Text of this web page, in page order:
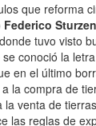
que reforma
Federico
tuvo visto
conoció la
en el último
la compra de
la venta de
las reglas de